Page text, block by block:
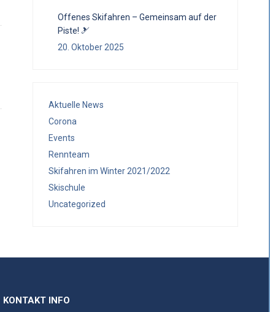
Offenes Skifahren – Gemeinsam auf der
Piste! 🎿
20. Oktober 2025
Aktuelle News
Corona
Events
Rennteam
Skifahren im Winter 2021/2022
Skischule
Uncategorized
KONTAKT INFO